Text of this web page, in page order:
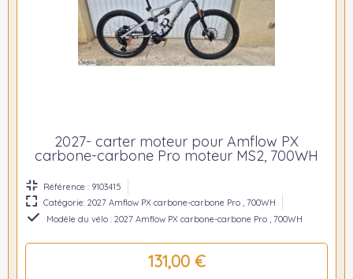
2027- carter moteur pour Amflow PX
carbone-carbone Pro moteur MS2, 700WH
Référence : 9103415
Catégorie: 2027 Amflow PX carbone-carbone Pro , 700WH
Modèle du vélo : 2027 Amflow PX carbone-carbone Pro , 700WH
131,00 €